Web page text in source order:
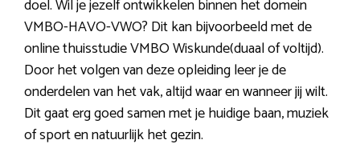
doel. Wil je jezelf ontwikkelen binnen het domein
VMBO-HAVO-VWO? Dit kan bijvoorbeeld met de
online thuisstudie VMBO Wiskunde(duaal of voltijd).
Door het volgen van deze opleiding leer je de
onderdelen van het vak, altijd waar en wanneer jij wilt.
Dit gaat erg goed samen met je huidige baan, muziek
of sport en natuurlijk het gezin.